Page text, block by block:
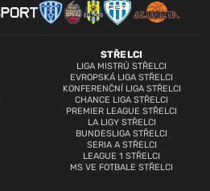
STŘELCI
LIGA MISTRŮ STŘELCI
EVROPSKÁ LIGA STŘELCI
KONFERENČNÍ LIGA STŘELCI
CHANCE LIGA STŘELCI
PREMIER LEAGUE STŘELCI
LA LIGY STŘELCI
BUNDESLIGA STŘELCI
SERIA A STŘELCI
LEAGUE 1 STŘELCI
MS VE FOTBALE STŘELCI